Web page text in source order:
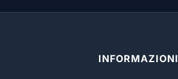
INFORMAZIONI